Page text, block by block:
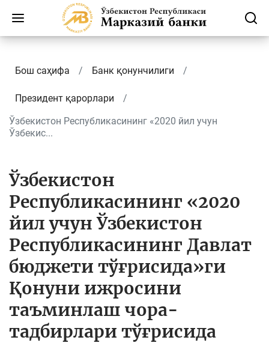
Бош саҳифа Банк қонунчилиги
Президент қарорлари
Ўзбекистон Республикасининг «2020 йил учун
Ўзбекис...
Ўзбекистон
Республикасининг «2020
йил учун Ўзбекистон
Республикасининг Давлат
бюджети тўғрисида»ги
Қонуни ижросини
таъминлаш чора-
тадбирлари тўғрисида